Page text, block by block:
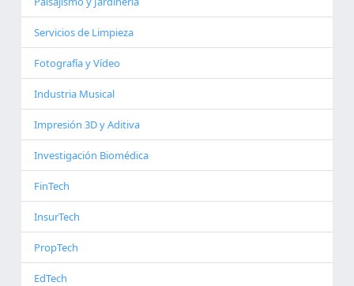
Servicios de Limpieza
Fotografía y Vídeo
Industria Musical
Impresión 3D y Aditiva
Investigación Biomédica
FinTech
InsurTech
PropTech
EdTech